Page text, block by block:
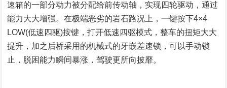
速箱的一部分动力被分配给前传动轴，实现四轮驱动，通过
能力大大增强。在极端恶劣的岩石路况上，一键按下4×4
LOW(低速四驱)按键，打开低速四驱模式，整车的扭矩大大
提升，加之后桥采用的机械式的牙嵌差速锁，可以手动锁
止，脱困能力瞬间暴涨，驾驶更所向披靡。